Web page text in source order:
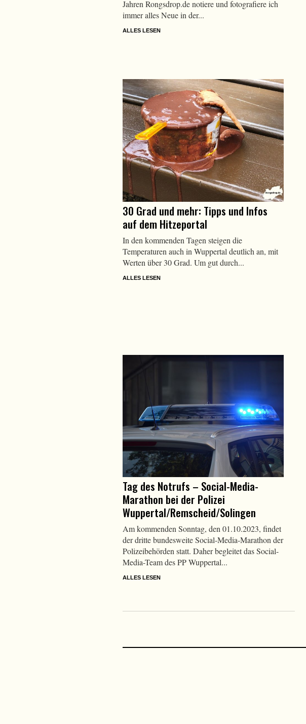
Jahren Rongsdrop.de notiere und fotografiere ich
immer alles Neue in der...
ALLES LESEN
30 Grad und mehr: Tipps und Infos
auf dem Hitzeportal
In den kommenden Tagen steigen die
Temperaturen auch in Wuppertal deutlich an, mit
Werten über 30 Grad. Um gut durch...
ALLES LESEN
Tag des Notrufs – Social-Media-
Marathon bei der Polizei
Wuppertal/Remscheid/Solingen
Am kommenden Sonntag, den 01.10.2023, findet
der dritte bundesweite Social-Media-Marathon der
Polizeibehörden statt. Daher begleitet das Social-
Media-Team des PP Wuppertal...
ALLES LESEN